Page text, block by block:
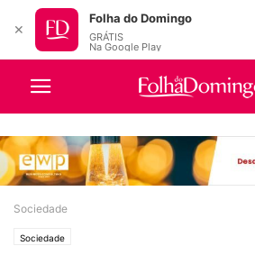
Sociedade
Sociedade
✕
Folha do Domingo
GRÁTIS
Na Google Play